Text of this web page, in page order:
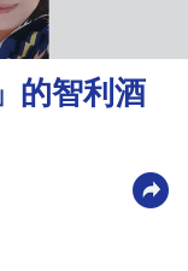
的智利酒